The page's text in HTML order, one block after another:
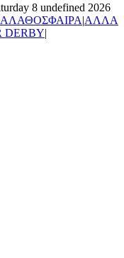
8 undefined 2026
|ΑΛΛΑ
DERBY|